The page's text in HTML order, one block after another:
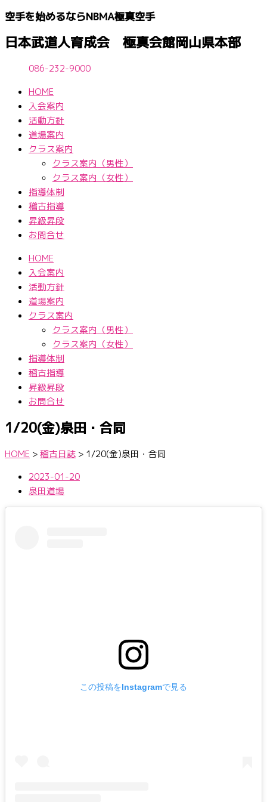
容
を
ス
空手を始めるならNBМA極真空手
日本武道人育成会 極真会館岡山県本部
086-232-9000
HOME
入会案内
活動方針
道場案内
クラス案内
クラス案内（男性）
クラス案内（女性）
指導体制
稽古指導
昇級昇段
お問合せ
HOME
入会案内
活動方針
道場案内
クラス案内
クラス案内（男性）
クラス案内（女性）
指導体制
稽古指導
昇級昇段
お問合せ
1/20(金)泉田・合同
HOME >稽古日誌 > 1/20(金)泉田・合同
2023-01-20
泉田道場
この投稿をInstagramで見る